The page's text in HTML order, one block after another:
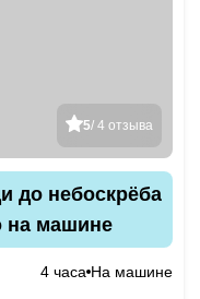
5/ 4 отзыва
до небоскрёба
на машине
4 часа На машине